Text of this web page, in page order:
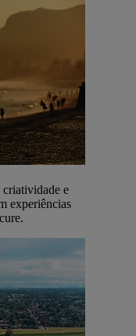
criatividade e
experiências